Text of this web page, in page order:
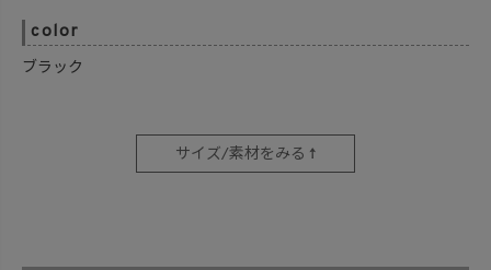
color
ブラック
サイズ/素材をみる ↑